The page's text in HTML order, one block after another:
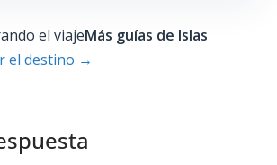
el viajeMás guías de Islas
el destino →